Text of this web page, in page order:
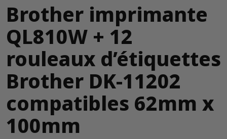
Brother imprimante
QL810W + 12
rouleaux d’étiquettes
Brother DK-11202
compatibles 62mm x
100mm